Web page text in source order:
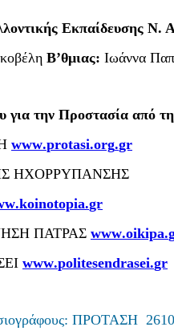
Εκπαίδευσης Ν.
Β’θμιας: Ιωάννα
για την Προστασία από
www.protasi.org.gr
ΗΧΟΡΡΥΠΑΝΣΗΣ
.koinotopia.gr
ΠΑΤΡΑΣ www.oikipa.
www.politesendrasei.gr
ΠΡΟΤΑΣΗ